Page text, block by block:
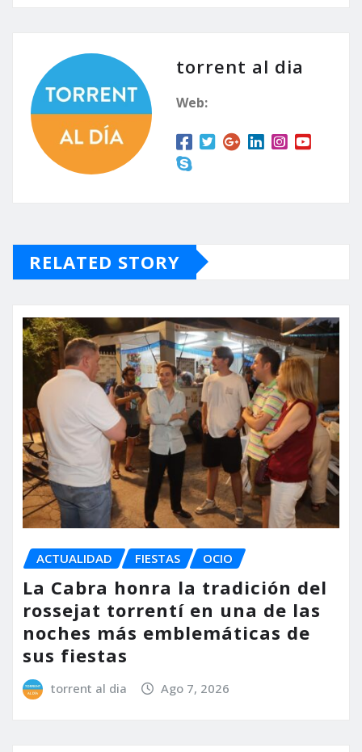
torrent al dia
Web:
RELATED STORY
ACTUALIDAD FIESTAS OCIO
La Cabra honra la tradición del
rossejat torrentí en una de las
noches más emblemáticas de
sus fiestas
torrent al dia Ago 7, 2026